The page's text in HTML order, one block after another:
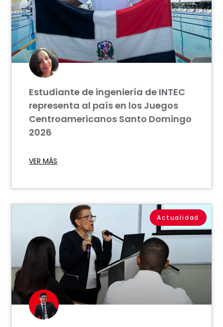
Estudiante de ingeniería de INTEC
representa al país en los Juegos
Centroamericanos Santo Domingo
2026
VER MÁS
Actualidad